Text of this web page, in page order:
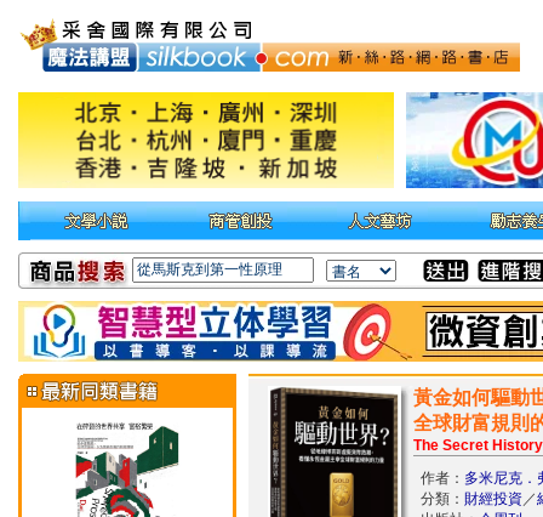
黃金如何驅動
全球財富規則
The Secret
作者： 多米尼克．
分類： 財經投資／